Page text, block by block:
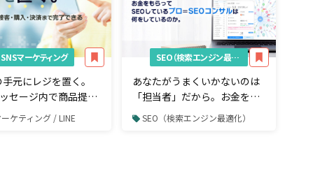
SNSマーケティング
元にレジを置く。
セージ内で商品提案
・決済まで完了でき
ーケティング / LINE
SEO（検索エンジン最適化）
あなたがうまくいかないのは
「担当者」だから。お金をも
らってSEOしているプロ＝
SEO（検索エンジン最適化）